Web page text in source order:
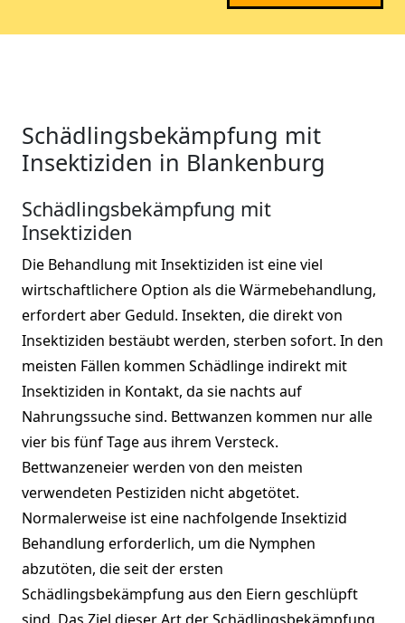
Schädlingsbekämpfung mit
Insektiziden in Blankenburg
Schädlingsbekämpfung mit
Insektiziden
Die Behandlung mit Insektiziden ist eine viel
wirtschaftlichere Option als die Wärmebehandlung,
erfordert aber Geduld. Insekten, die direkt von
Insektiziden bestäubt werden, sterben sofort. In den
meisten Fällen kommen Schädlinge indirekt mit
Insektiziden in Kontakt, da sie nachts auf
Nahrungssuche sind. Bettwanzen kommen nur alle
vier bis fünf Tage aus ihrem Versteck.
Bettwanzeneier werden von den meisten
verwendeten Pestiziden nicht abgetötet.
Normalerweise ist eine nachfolgende Insektizid
Behandlung erforderlich, um die Nymphen
abzutöten, die seit der ersten
Schädlingsbekämpfung aus den Eiern geschlüpft